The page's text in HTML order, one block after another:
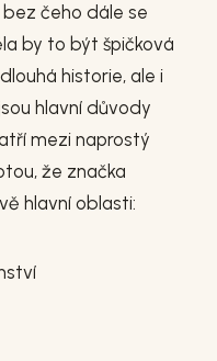
čeho dále se
by to být špičková
historie, ale i
hlavní důvody
mezi naprostý
že značka
hlavní oblasti: